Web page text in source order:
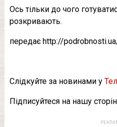
Ось тільки до чого
розкривають.
передає http://
Слідкуйте за новинами у
Підписуйтеся на нашу